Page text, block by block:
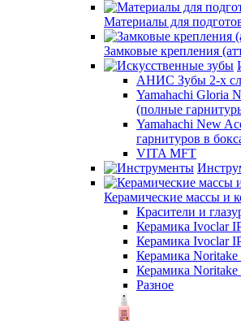
Материалы для
Замковые крепления
АНИС Зубы 2-х
Yamahachi Gloria
(полные
Yamahachi New
гарнитуров в
VITA MFT
Керамические массы и
Красители и
Керамика Ivoclar
Керамика Ivoclar
Керамика Noritake
Керамика
Разное